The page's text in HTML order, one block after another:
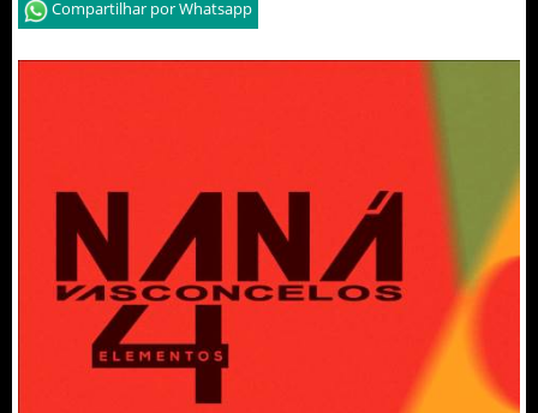
Compartilhar por Whatsapp